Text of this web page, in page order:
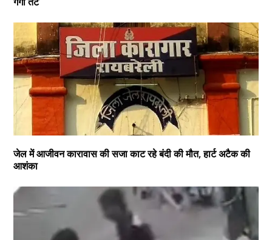
जेल में आजीवन कारावास की सजा काट रहे बंदी की मौत, हार्ट अटैक की
आशंका